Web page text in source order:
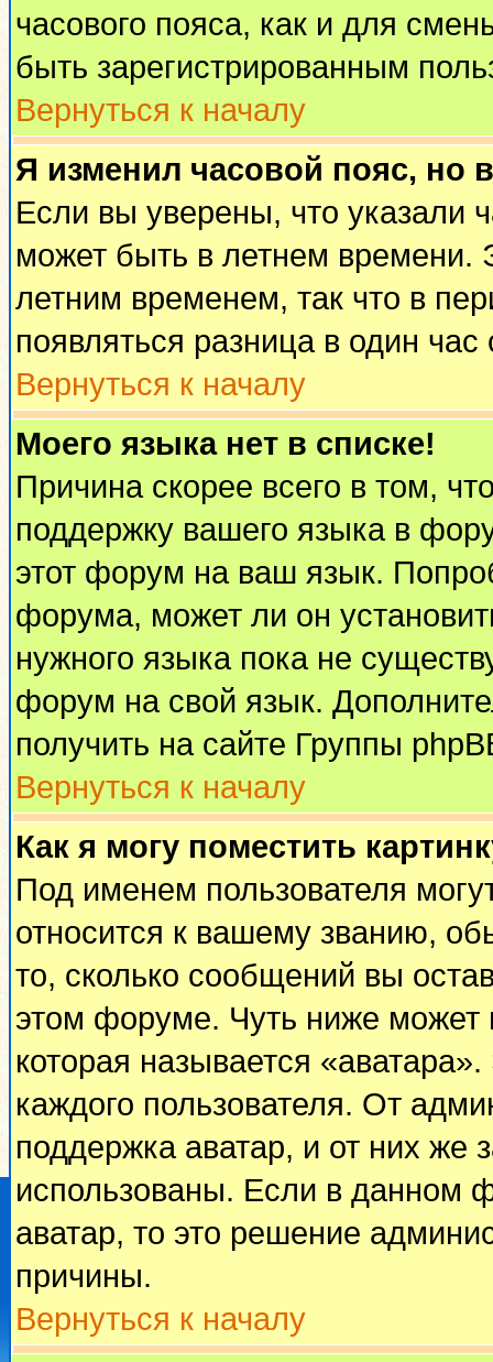
часового пояса, как и для
быть зарегистрированным
Вернуться к началу
Я изменил часовой пояс, но
Если вы уверены, что указали
может быть в летнем времени.
летним временем, так что в
появляться разница в один
Вернуться к началу
Моего языка нет в списке!
Причина скорее всего в том,
поддержку вашего языка в
этот форум на ваш язык.
форума, может ли он
нужного языка пока не
форум на свой язык.
получить на сайте Группы
Вернуться к началу
Как я могу поместить
Под именем пользователя
относится к вашему званию,
то, сколько сообщений вы
этом форуме. Чуть ниже может
которая называется
каждого пользователя. От
поддержка аватар, и от них же
использованы. Если в данном
аватар, то это решение
причины.
Вернуться к началу